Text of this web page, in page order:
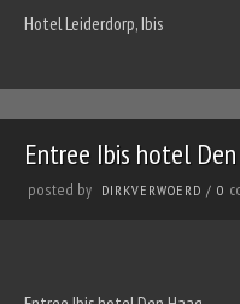
Hotel Leiderdorp, Ibis
Entree Ibis hotel
posted by DIRKVERWOERD / 0